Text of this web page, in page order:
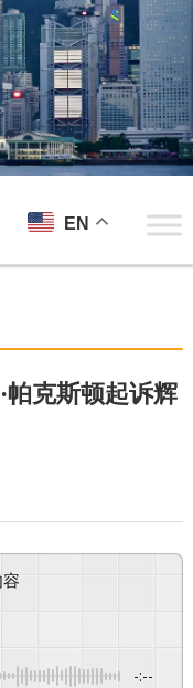
EN
帕克斯顿起诉辉
容
-:--